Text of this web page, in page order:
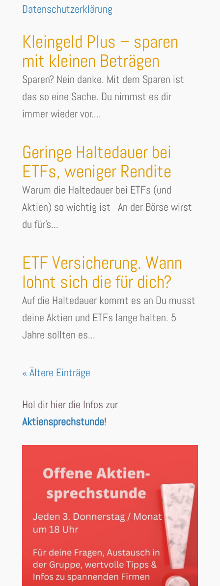
Datenschutzerklärung
Kleingeld Plus – sparen
mit kleinen Beträgen
Sparen? Nein danke. Mit dem Sparen ist
das so eine Sache. Du nimmst es dir
immer wieder vor....
Geringe Haltedauer bei
ETFs, weniger Rendite
Warum die Haltedauer bei ETFs (und
Aktien) so wichtig ist An der Börse wirst
du für's...
ETF Versicherung. Wann
lohnt sich die für dich?
Auf die Haltedauer kommt es an Du musst
deine Aktien und ETFs lange halten. 5
Jahre sollten es...
« Ältere Einträge
Hol dir hier die Infos zur
Aktiensprechstunde!